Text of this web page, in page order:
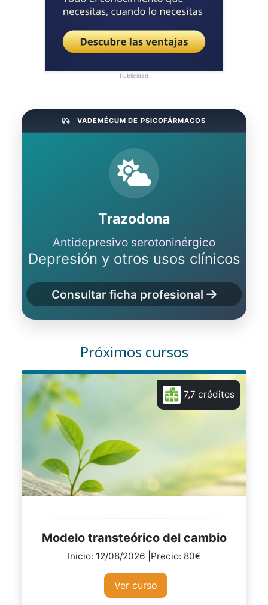
Publicidad
VADEMÉCUM DE PSICOFÁRMACOS
Trazodona
Antidepresivo serotoninérgico
Depresión y otros usos clínicos
Consultar ficha profesional
Próximos cursos
7,7 créditos
Modelo transteórico del cambio
Inicio: 12/08/2026 |Precio: 80€
Ver curso